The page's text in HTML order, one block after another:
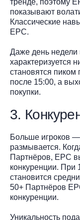
тренде, поэтому
показывают
Классические
EPC.
Даже день недели
характеризуется
становятся пиком
после 15:00, а
покупки.
3.
Больше игроков
размывается.
Партнёров, EPC
конкуренции. При
становится
50+ Партнёров
конкуренции.
Уникальность